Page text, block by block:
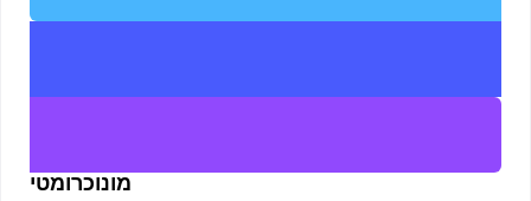
מונוכרומטי